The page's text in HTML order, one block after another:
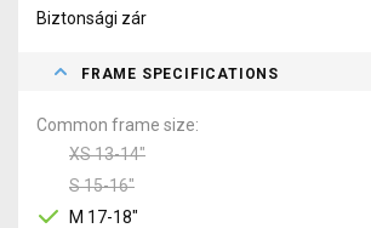
Biztonsági zár
FRAME SPECIFICATIONS
Common frame size
XS 13-14"
S 15-16"
M 17-18"